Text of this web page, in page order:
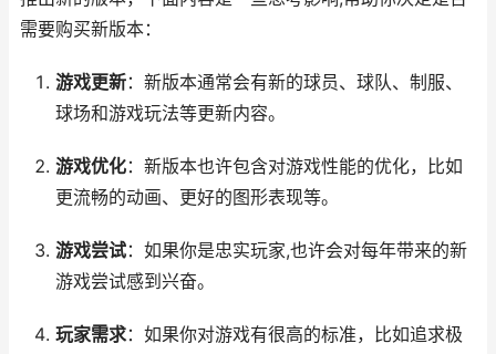
需要购买新版本：
游戏更新：新版本通常会有新的球员、球队、制服、
球场和游戏玩法等更新内容。
游戏优化：新版本也许包含对游戏性能的优化，比如
更流畅的动画、更好的图形表现等。
游戏尝试：如果你是忠实玩家,也许会对每年带来的新
游戏尝试感到兴奋。
玩家需求：如果你对游戏有很高的标准，比如追求极